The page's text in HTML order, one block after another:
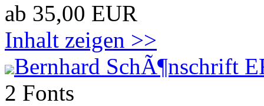
ab 35,00 EUR
Inhalt zeigen >>
Bernhard SchÃ¶nschrift
2 Fonts